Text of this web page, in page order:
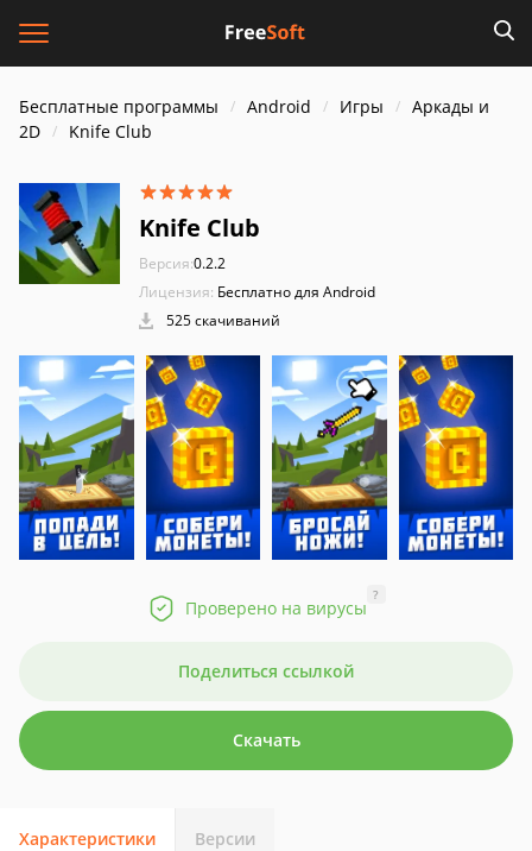
Бесплатные программы Android Игры
Аркады и
2D
Knife Club
Knife Club
Версия:0.2.2
Лицензия: Бесплатно для Android
525 скачиваний
Проверено на вирусы
?
Поделиться ссылкой
Скачать
Характеристики Версии